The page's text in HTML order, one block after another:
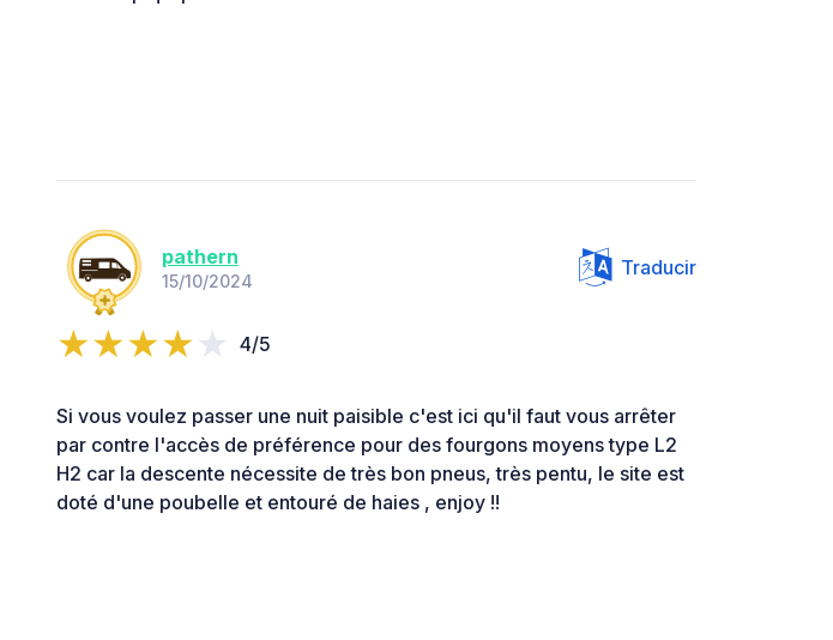
pathern
15/10/2024
Traducir
4/5
Si vous voulez passer une nuit paisible c'est ici qu'il faut vous arrêter
par contre l'accès de préférence pour des fourgons moyens type L2
H2 car la descente nécessite de très bon pneus, très pentu, le site est
doté d'une poubelle et entouré de haies , enjoy !!